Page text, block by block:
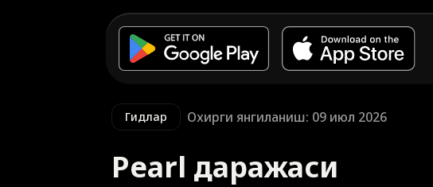
Гидлар Охирги янгиланиш: 09 июл 2026
Pearl даражаси